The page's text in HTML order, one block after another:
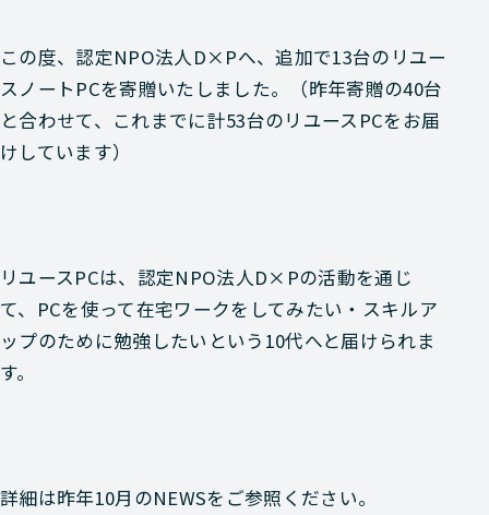
この度、認定NPO法人D×Pへ、追加で13台のリユー
スノートPCを寄贈いたしました。（昨年寄贈の40台
と合わせて、これまでに計53台のリユースPCをお届
けしています）
リユースPCは、認定NPO法人D×Pの活動を通じ
て、PCを使って在宅ワークをしてみたい・スキルア
ップのために勉強したいという10代へと届けられま
す。
詳細は昨年10月のNEWSをご参照ください。